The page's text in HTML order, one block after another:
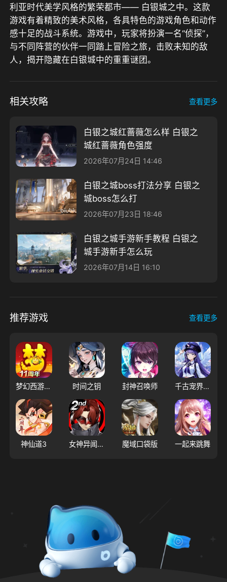
利亚时代美学风格的繁荣都市—— 白银城之中。这款
游戏有着精致的美术风格，各具特色的游戏角色和动作
感十足的战斗系统。游戏中，玩家将扮演一名“侦探”，
与不同阵营的伙伴一同踏上冒险之旅，击败未知的敌
人，揭开隐藏在白银城中的重重谜团。
相关攻略 查看更多
白银之城红蔷薇怎么样 白银之
城红蔷薇角色强度
2026年07月24日 14:46
白银之城boss打法分享 白银之
城boss怎么打
2026年07月23日 18:46
白银之城手游新手教程 白银之
城手游新手怎么玩
2026年07月14日 16:10
推荐游戏 查看更多
梦幻西游（大陆服） 时间之钥 封神召唤师 千古宠界游戏软件V1.0
神仙道3 女神异闻录：夜幕魅影 魔域口袋版 一起来跳舞